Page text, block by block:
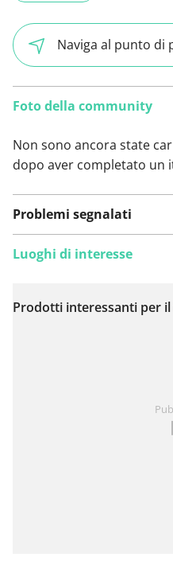
Naviga al punto di
Foto della community
Non sono ancora state
dopo aver completato un
Problemi segnalati
Visualizza sulla
Luoghi di interesse
Prodotti interessanti per